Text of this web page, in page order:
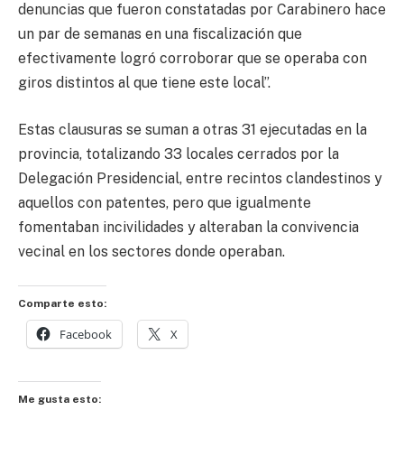
denuncias que fueron constatadas por Carabinero hace
un par de semanas en una fiscalización que
efectivamente logró corroborar que se operaba con
giros distintos al que tiene este local”.
Estas clausuras se suman a otras 31 ejecutadas en la
provincia, totalizando 33 locales cerrados por la
Delegación Presidencial, entre recintos clandestinos y
aquellos con patentes, pero que igualmente
fomentaban incivilidades y alteraban la convivencia
vecinal en los sectores donde operaban.
Comparte esto:
Facebook X
Me gusta esto: